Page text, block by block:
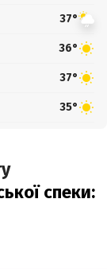
37°
36°
37°
35°
спеки: